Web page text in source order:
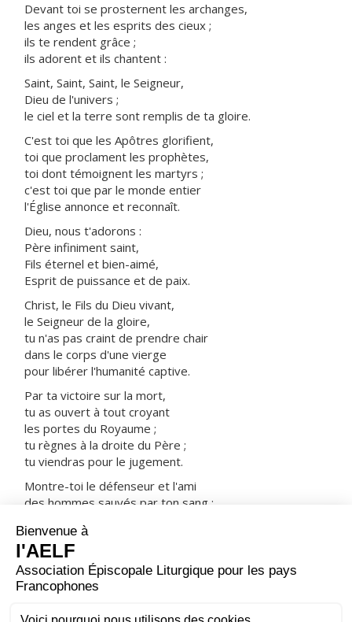
Devant toi se prosternent les archanges,
les anges et les esprits des cieux ;
ils te rendent grâce ;
ils adorent et ils chantent :
Saint, Saint, Saint, le Seigneur,
Dieu de l'univers ;
le ciel et la terre sont remplis de ta gloire.
C'est toi que les Apôtres glorifient,
toi que proclament les prophètes,
toi dont témoignent les martyrs ;
c'est toi que par le monde entier
l'Église annonce et reconnaît.
Dieu, nous t'adorons :
Père infiniment saint,
Fils éternel et bien-aimé,
Esprit de puissance et de paix.
Christ, le Fils du Dieu vivant,
le Seigneur de la gloire,
tu n'as pas craint de prendre chair
dans le corps d'une vierge
pour libérer l'humanité captive.
Par ta victoire sur la mort,
tu as ouvert à tout croyant
les portes du Royaume ;
tu règnes à la droite du Père ;
tu viendras pour le jugement.
Montre-toi le défenseur et l'ami
des hommes sauvés par ton sang :
dans ta joie et dans ta lumière.
ORAISON
Dieu, qui donnes la preuve suprême de ta puissance
accorde nous ta grâce : en nous hâtant vers les biens